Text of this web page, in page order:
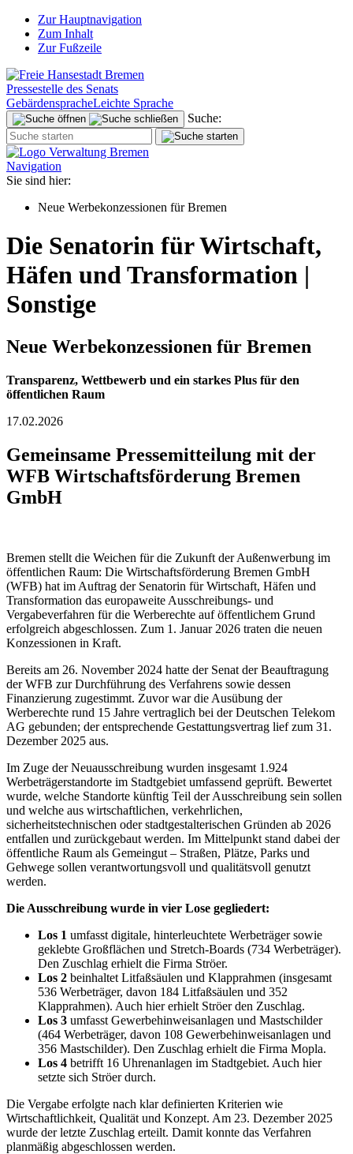
Zur Hauptnavigation
Zum Inhalt
Zur Fußzeile
Pressestelle des Senats
GebärdenspracheLeichte Sprache
Suche:
Navigation
Sie sind hier:
Neue Werbekonzessionen für Bremen
Die Senatorin für Wirtschaft,
Häfen und Transformation |
Sonstige
Neue Werbekonzessionen für Bremen
Transparenz, Wettbewerb und ein starkes Plus für den
öffentlichen Raum
17.02.2026
Gemeinsame Pressemitteilung mit der
WFB Wirtschaftsförderung Bremen
GmbH
Bremen stellt die Weichen für die Zukunft der Außenwerbung im
öffentlichen Raum: Die Wirtschaftsförderung Bremen GmbH
(WFB) hat im Auftrag der Senatorin für Wirtschaft, Häfen und
Transformation das europaweite Ausschreibungs- und
Vergabeverfahren für die Werberechte auf öffentlichem Grund
erfolgreich abgeschlossen. Zum 1. Januar 2026 traten die neuen
Konzessionen in Kraft.
Bereits am 26. November 2024 hatte der Senat der Beauftragung
der WFB zur Durchführung des Verfahrens sowie dessen
Finanzierung zugestimmt. Zuvor war die Ausübung der
Werberechte rund 15 Jahre vertraglich bei der Deutschen Telekom
AG gebunden; der entsprechende Gestattungsvertrag lief zum 31.
Dezember 2025 aus.
Im Zuge der Neuausschreibung wurden insgesamt 1.924
Werbeträgerstandorte im Stadtgebiet umfassend geprüft. Bewertet
wurde, welche Standorte künftig Teil der Ausschreibung sein sollen
und welche aus wirtschaftlichen, verkehrlichen,
sicherheitstechnischen oder stadtgestalterischen Gründen ab 2026
entfallen und zurückgebaut werden. Im Mittelpunkt stand dabei der
öffentliche Raum als Gemeingut – Straßen, Plätze, Parks und
Gehwege sollen verantwortungsvoll und qualitätsvoll genutzt
werden.
Die Ausschreibung wurde in vier Lose gegliedert:
Los 1 umfasst digitale, hinterleuchtete Werbeträger sowie
geklebte Großflächen und Stretch-Boards (734 Werbeträger).
Den Zuschlag erhielt die Firma Ströer.
Los 2 beinhaltet Litfaßsäulen und Klapprahmen (insgesamt
536 Werbeträger, davon 184 Litfaßsäulen und 352
Klapprahmen). Auch hier erhielt Ströer den Zuschlag.
Los 3 umfasst Gewerbehinweisanlagen und Mastschilder
(464 Werbeträger, davon 108 Gewerbehinweisanlagen und
356 Mastschilder). Den Zuschlag erhielt die Firma Mopla.
Los 4 betrifft 16 Uhrenanlagen im Stadtgebiet. Auch hier
setzte sich Ströer durch.
Die Vergabe erfolgte nach klar definierten Kriterien wie
Wirtschaftlichkeit, Qualität und Konzept. Am 23. Dezember 2025
wurde der letzte Zuschlag erteilt. Damit konnte das Verfahren
planmäßig abgeschlossen werden.